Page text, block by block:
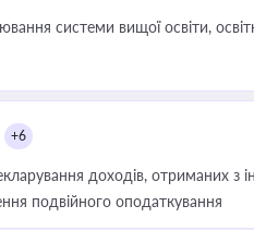
системи вищої освіти,
+6
доходів, отриманих
подвійного оподаткування